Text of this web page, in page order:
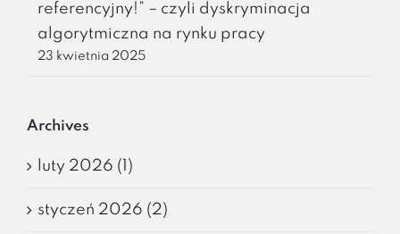
referencyjny!” – czyli dyskryminacja
algorytmiczna na rynku pracy
23 kwietnia 2025
Archives
luty 2026 (1)
styczeń 2026 (2)